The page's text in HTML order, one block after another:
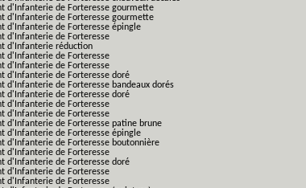
d'Infanterie de Forteresse gourmette
d'Infanterie de Forteresse gourmette
d'Infanterie de Forteresse épingle
d'Infanterie de Forteresse
d'Infanterie réduction
d'Infanterie de Forteresse
d'Infanterie de Forteresse
d'Infanterie de Forteresse doré
d'Infanterie de Forteresse bandeaux dorés
d'Infanterie de Forteresse doré
d'Infanterie de Forteresse
d'Infanterie de Forteresse
d'Infanterie de Forteresse patine brune
d'Infanterie de Forteresse épingle
d'Infanterie de Forteresse boutonnière
d'Infanterie de Forteresse
d'Infanterie de Forteresse doré
d'Infanterie de Forteresse
d'Infanterie de Forteresse